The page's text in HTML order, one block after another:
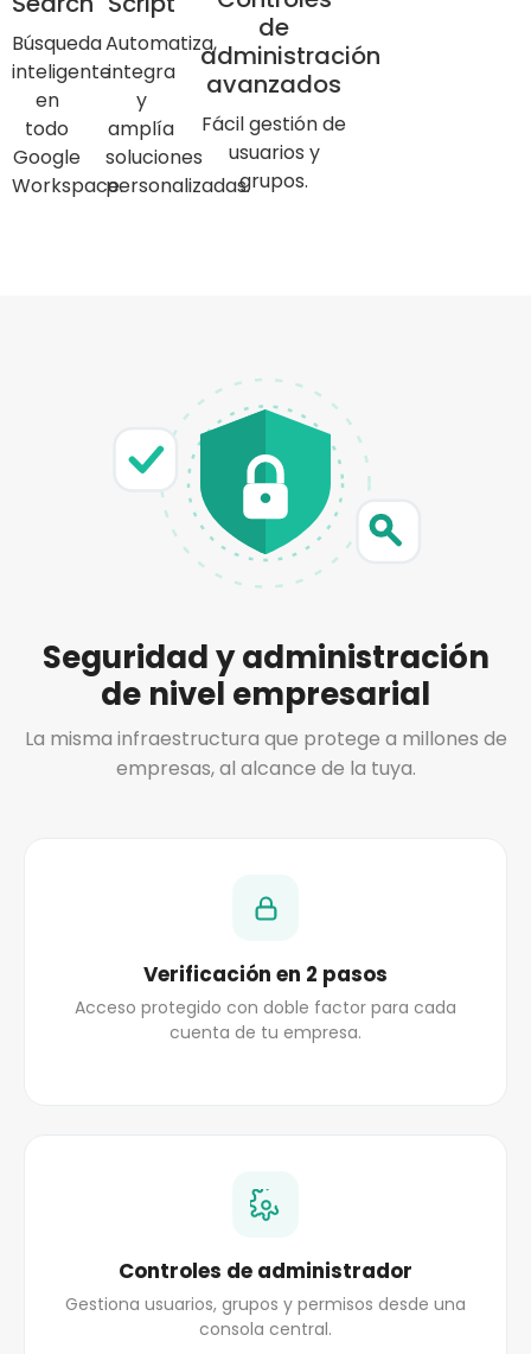
Búsqueda
inteligente
en
todo
Google
Workspace.
Automatiza,
integra
y
amplía
soluciones
personalizadas.
de
administración
avanzados
Fácil gestión de
usuarios y
grupos.
Seguridad y administración
de nivel empresarial
La misma infraestructura que protege a millones de
empresas, al alcance de la tuya.
Verificación en 2 pasos
Acceso protegido con doble factor para cada
cuenta de tu empresa.
Controles de administrador
Gestiona usuarios, grupos y permisos desde una
consola central.